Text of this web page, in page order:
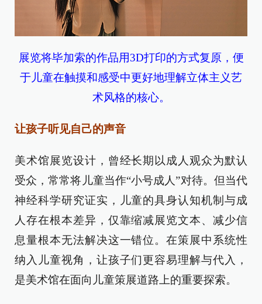
展览将毕加索的作品用3D打印的方式复原，便
于儿童在触摸和感受中更好地理解立体主义艺
术风格的核心。
让孩子听见自己的声音
美术馆展览设计，曾经长期以成人观众为默认
受众，常常将儿童当作“小号成人”对待。但当代
神经科学研究证实，儿童的具身认知机制与成
人存在根本差异，仅靠缩减展览文本、减少信
息量根本无法解决这一错位。在策展中系统性
纳入儿童视角，让孩子们更容易理解与代入，
是美术馆在面向儿童策展道路上的重要探索。